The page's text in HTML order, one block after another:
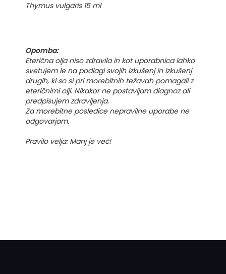
Thymus vulgaris 15 ml
Opomba:
Eterična olja niso zdravila in kot uporabnica lahko
svetujem le na podlagi svojih izkušenj in izkušenj
drugih, ki so si pri morebitnih težavah pomagali z
eteričnimi olji. Nikakor ne postavljam diagnoz ali
predpisujem zdravljenja.
Za morebitne posledice nepravilne uporabe ne
odgovarjam.
Pravilo velja: Manj je več!